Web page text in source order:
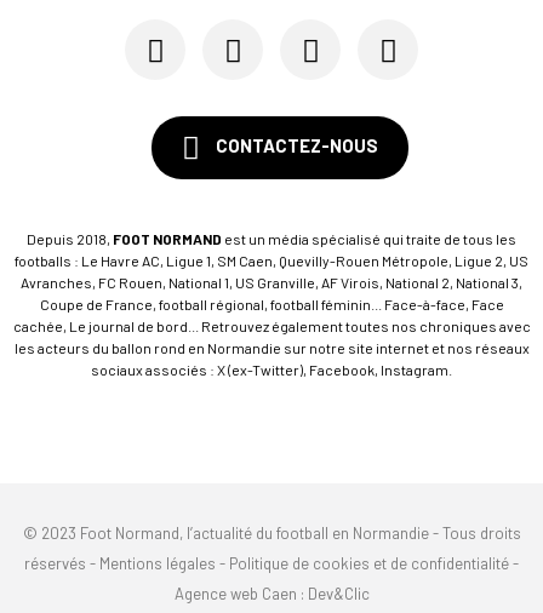
CONTACTEZ-NOUS
Depuis 2018, FOOT NORMAND est un média spécialisé qui traite de tous les
footballs : Le Havre AC, Ligue 1, SM Caen, Quevilly-Rouen Métropole, Ligue 2, US
Avranches, FC Rouen, National 1, US Granville, AF Virois, National 2, National 3,
Coupe de France, football régional, football féminin... Face-à-face, Face
cachée, Le journal de bord... Retrouvez également toutes nos chroniques avec
les acteurs du ballon rond en Normandie sur notre site internet et nos réseaux
sociaux associés : X (ex-Twitter), Facebook, Instagram.
© 2023 Foot Normand, l’actualité du football en Normandie - Tous droits
réservés - Mentions légales - Politique de cookies et de confidentialité-
Agence web Caen : Dev&Clic